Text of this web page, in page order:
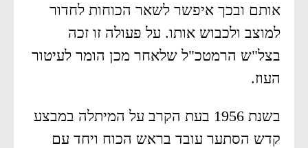
אותם ובכך איפשר לשאר הכוחות לחדור
למוצב ולכבוש אותו. על פעולה זו זכה
בצל"ש הרמטכ"ל שלאחר מכן הומר לעיטור
העוז.
בשנת 1956 בעת הקרב על המיתלה במבצע
קדש הסתער עובד בראש הכוח ויחד עם